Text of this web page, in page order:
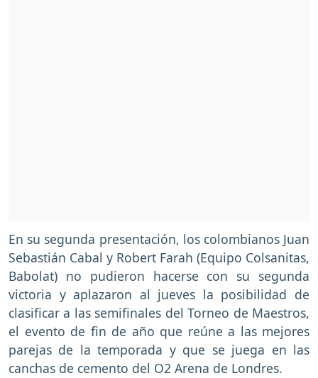
En su segunda presentación, los colombianos Juan
Sebastián Cabal y Robert Farah (Equipo Colsanitas,
Babolat) no pudieron hacerse con su segunda
victoria y aplazaron al jueves la posibilidad de
clasificar a las semifinales del Torneo de Maestros,
el evento de fin de año que reúne a las mejores
parejas de la temporada y que se juega en las
canchas de cemento del O2 Arena de Londres.